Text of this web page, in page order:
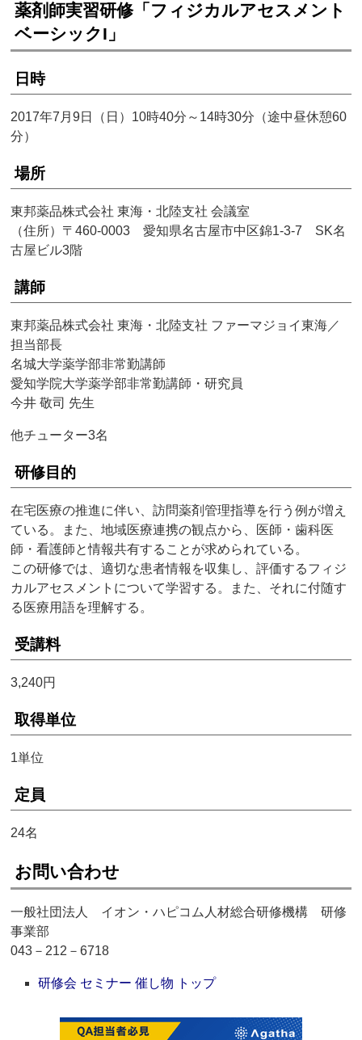
薬剤師実習研修「フィジカルアセスメント
ベーシックI」
日時
2017年7月9日（日）10時40分～14時30分（途中昼休憩60
分）
場所
東邦薬品株式会社 東海・北陸支社 会議室
（住所）〒460-0003 愛知県名古屋市中区錦1-3-7 SK名
古屋ビル3階
講師
東邦薬品株式会社 東海・北陸支社 ファーマジョイ東海／
担当部長
名城大学薬学部非常勤講師
愛知学院大学薬学部非常勤講師・研究員
今井 敬司 先生
他チューター3名
研修目的
在宅医療の推進に伴い、訪問薬剤管理指導を行う例が増え
ている。また、地域医療連携の観点から、医師・歯科医
師・看護師と情報共有することが求められている。
この研修では、適切な患者情報を収集し、評価するフィジ
カルアセスメントについて学習する。また、それに付随す
る医療用語を理解する。
受講料
3,240円
取得単位
1単位
定員
24名
お問い合わせ
一般社団法人 イオン・ハピコム人材総合研修機構 研修
事業部
043－212－6718
研修会 セミナー 催し物 トップ